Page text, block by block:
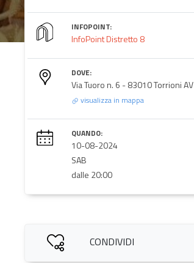
INFOPOINT:
InfoPoint Distretto 8
DOVE:
Via Tuoro n. 6 - 83010 Torrioni AV
visualizza in mappa
QUANDO:
10-08-2024
SAB
dalle 20:00
CONDIVIDI